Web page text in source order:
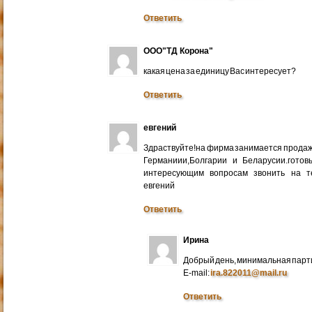
Ответить
ООО"ТД Корона"
какая цена за единицу Вас интересует?
Ответить
евгений
Здраствуйте!на фирма занимается
Германиии,Болгарии и
интересующим вопросам звонить на
евгений
Ответить
Ирина
Добрый день, минимальная
E-mail:ira.822011@mail.ru
Ответить